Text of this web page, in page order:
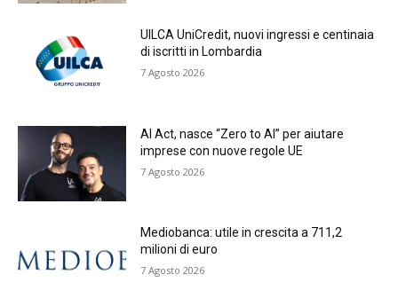
UILCA UniCredit, nuovi ingressi e centinaia
di iscritti in Lombardia
7 Agosto 2026
AI Act, nasce “Zero to AI” per aiutare
imprese con nuove regole UE
7 Agosto 2026
Mediobanca: utile in crescita a 711,2
milioni di euro
7 Agosto 2026